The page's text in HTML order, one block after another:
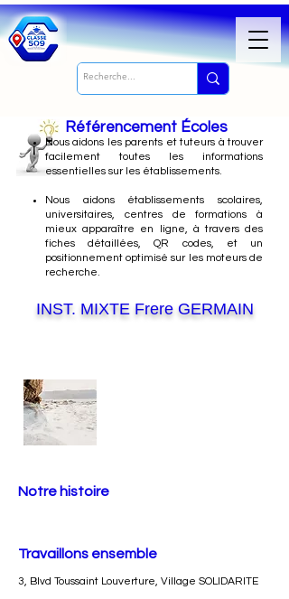
Référencement Écoles
Nousaidons les parents et tuteurs à trouver
facilement toutes les informations
essentielles sur les établissements.
Nous aidons établissements scolaires,
universitaires, centres de formations à
mieux apparaître en ligne, à travers des
fiches détaillées, QR codes, et un
positionnement optimisé sur les moteurs de
recherche.
INST. MIXTE Frere GERMAIN
Notre histoire
Travaillons ensemble
3, Blvd Toussaint Louverture, Village SOLIDARITE